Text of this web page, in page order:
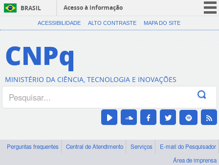
BRASIL
Acesso à informação
CORONAVÍRUS (COVID-19)
Canais
ACESSIBILIDADE ALTO CONTRASTE MAPA DO SITE
CNPq
MINISTÉRIO DA CIÊNCIA, TECNOLOGIA E INOVAÇÕES
Perguntas frequentes Central de Atendimento Serviços
E-mail do Pesquisador
Área de imprensa